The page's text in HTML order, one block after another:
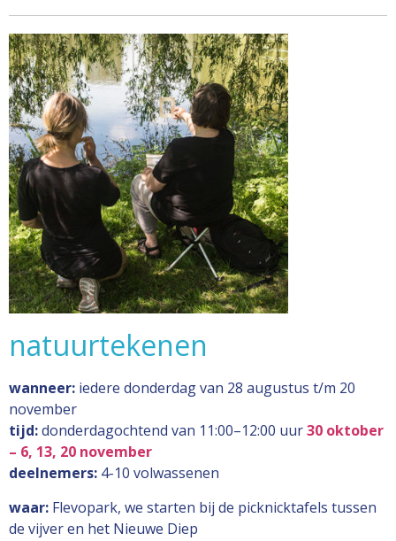
natuurtekenen
wanneer: iedere donderdag van 28 augustus t/m 20
november
tijd:donderdagochtend van 11:00–12:00 uur30 oktober
– 6, 13, 20 november
deelnemers: 4-10 volwassenen
waar: Flevopark, we starten bij de picknicktafels tussen
de vijver en het Nieuwe Diep